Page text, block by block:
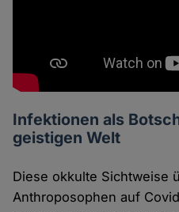
Infektionen als
geistigen Welt
Diese okkulte Sichtweise
Anthroposophen auf